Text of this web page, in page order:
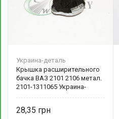
Украина-деталь
Крышка расширительного
бачка ВАЗ 2101 2106 метал.
2101-1311065 Украина-
28,35